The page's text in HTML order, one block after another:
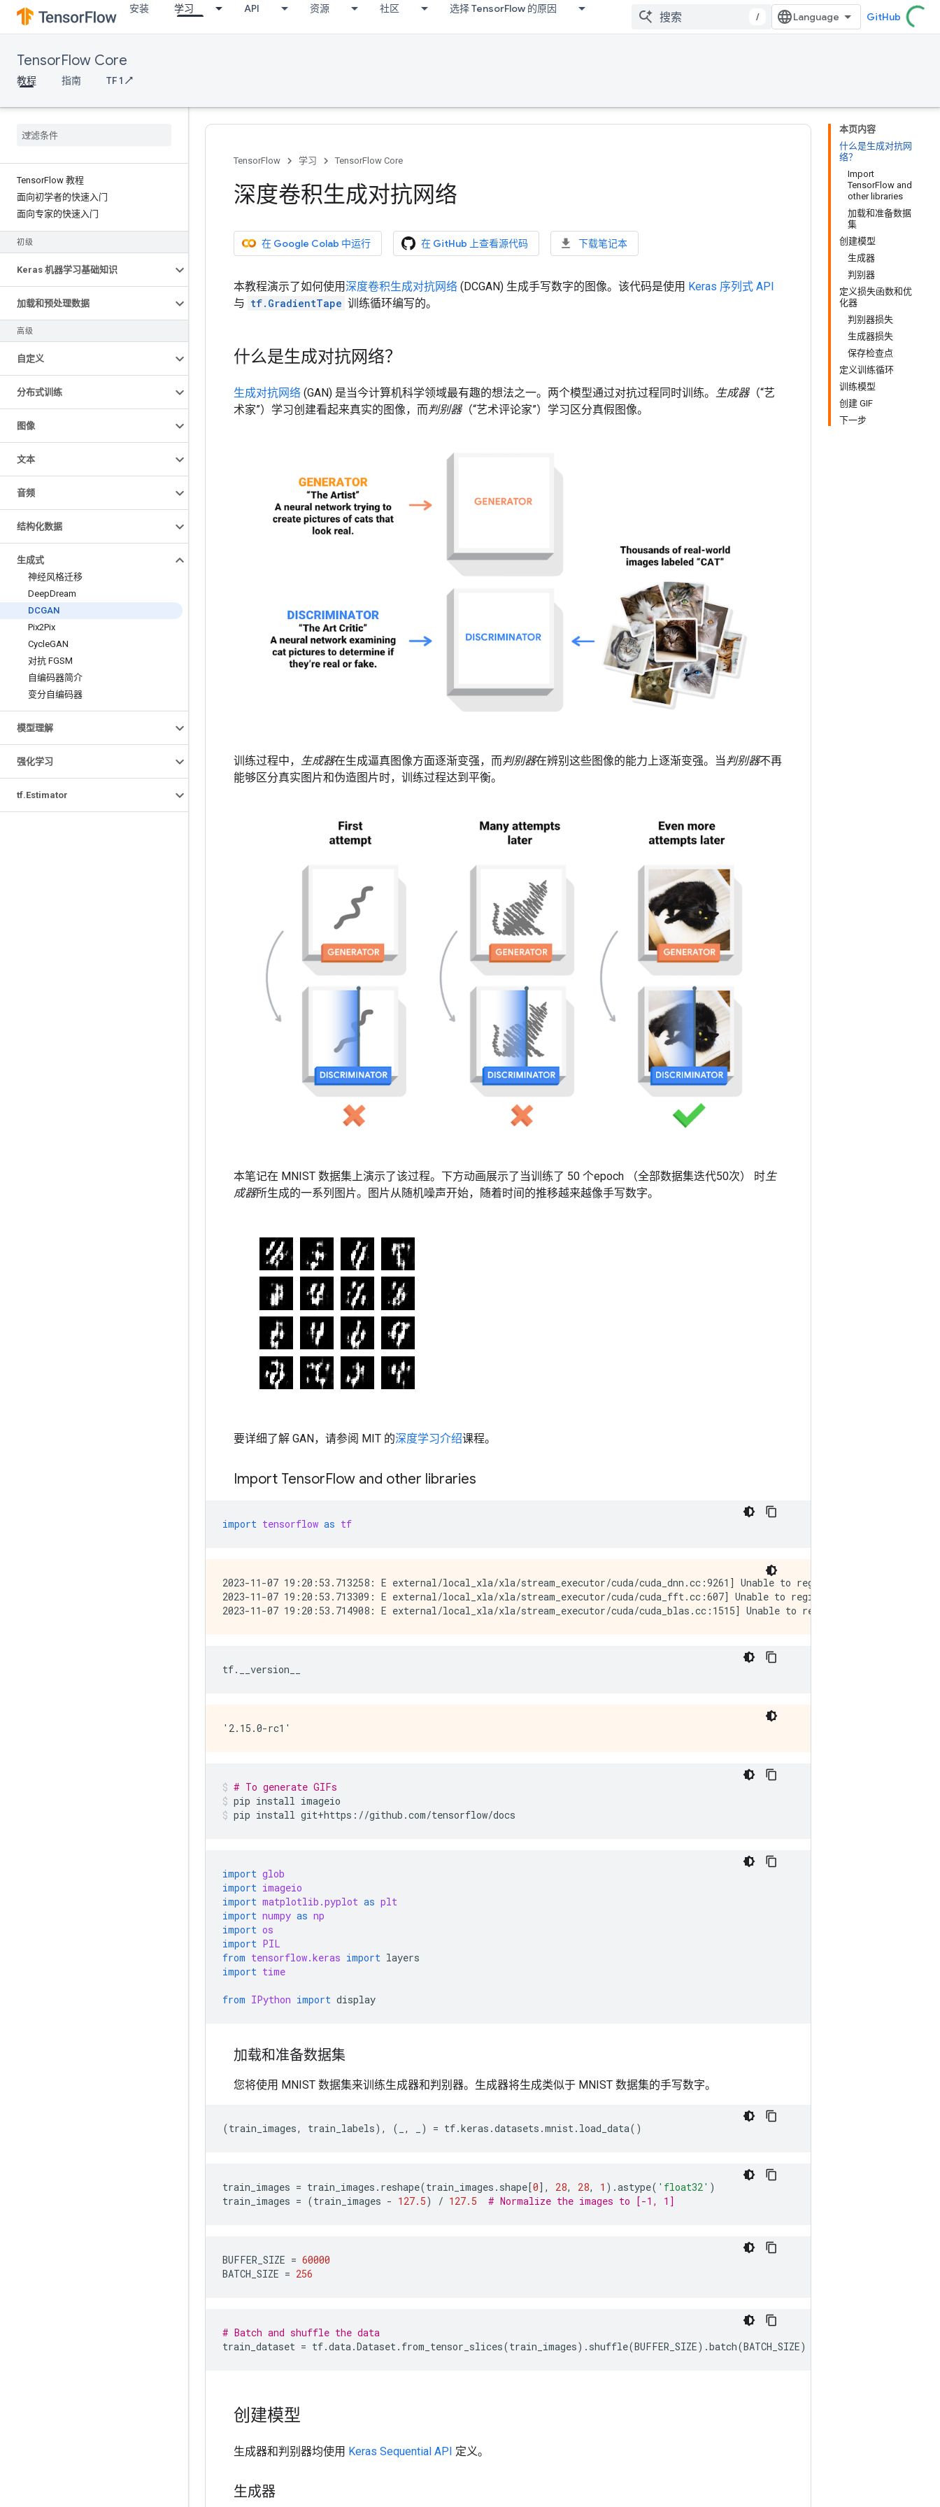
安装 学习 API 资源 社区 选择 TensorFlow 的原因
/ GitHub
TensorFlow Core
教程 指南 TF 1 ↗
TensorFlow 教程
面向初学者的快速入门
面向专家的快速入门
初级
Keras 机器学习基础知识
加载和预处理数据
高级
自定义
分布式训练
图像
文本
音频
结构化数据
生成式
神经风格迁移
DeepDream
DCGAN
Pix2Pix
CycleGAN
对抗 FGSM
自编码器简介
变分自编码器
模型理解
强化学习
tf.Estimator
本页内容
什么是生成对抗网
络？
Import
TensorFlow and
other libraries
加载和准备数据
集
创建模型
生成器
判别器
定义损失函数和优
化器
判别器损失
生成器损失
保存检查点
定义训练循环
训练模型
创建 GIF
下一步
TensorFlow 学习 TensorFlow Core
深度卷积生成对抗网络
在 Google Colab 中运行 在 GitHub 上查看源代码 下载笔记本
本教程演示了如何使用深度卷积生成对抗网络 (DCGAN) 生成手写数字的图像。该代码是使用 Keras 序列式 API
与 tf.GradientTape 训练循环编写的。
什么是生成对抗网络？
生成对抗网络 (GAN) 是当今计算机科学领域最有趣的想法之一。两个模型通过对抗过程同时训练。 生成器（“艺
术家”）学习创建看起来真实的图像，而判别器（“艺术评论家”）学习区分真假图像。
训练过程中， 生成器在生成逼真图像方面逐渐变强，而判别器在辨别这些图像的能力上逐渐变强。当判别器不再
能够区分真实图片和伪造图片时，训练过程达到平衡。
本笔记在 MNIST 数据集上演示了该过程。下方动画展示了当训练了 50 个epoch （全部数据集迭代50次） 时生
成器所生成的一系列图片。图片从随机噪声开始，随着时间的推移越来越像手写数字。
要详细了解 GAN，请参阅 MIT 的深度学习介绍课程。
Import TensorFlow and other libraries
import tensorflow as tf
2023-11-07 19:20:53.713258: E external/local_xla/xla/stream_executor/cuda/cuda_dnn.cc:9261] Unable to register cuDNN
2023-11-07 19:20:53.713309: E external/local_xla/xla/stream_executor/cuda/cuda_fft.cc:607] Unable to register cuFFT factory:
tf. __version__
# To generate GIFs
pip install imageio
pip install git+https://github.com/tensorflow/docs
import glob
import imageio
import matplotlib.pyplot as plt
import numpy as np
import os
import PIL
from tensorflow.keras import layers
import time
from IPython import display
加载和准备数据集
您将使用 MNIST 数据集来训练生成器和判别器。生成器将生成类似于 MNIST 数据集的手写数字。
(train_images, train_labels), ( , ) = tf.keras .datasets .mnist . load_data()
train_images = train_images . reshape(train_images . shape[0], 28, 28, 1 ) .astype( 'float32' )
train_images = (train_images - 127.5) / 127.5 # Normalize the images to [-1, 1]
BUFFER_SIZE = 60000
BATCH_SIZE = 256
# Batch and shuffle the data
train_dataset = tf.data .Dataset . from_tensor_slices(train_images) . shuffle(BUFFER_SIZE) .batch(BATCH_SIZE)
创建模型
生成器和判别器均使用 Keras Sequential API 定义。
生成器